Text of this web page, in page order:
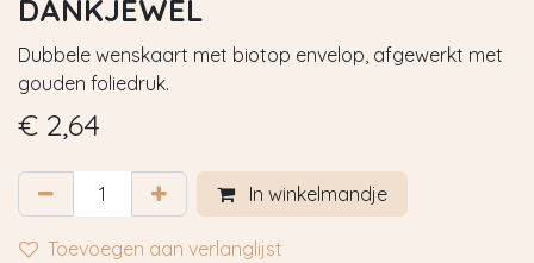
DANKJEWEL
Dubbele wenskaart met biotop envelop, afgewerkt met
gouden foliedruk.
€ 2,64
In winkelmandje
Toevoegen aan verlanglijst